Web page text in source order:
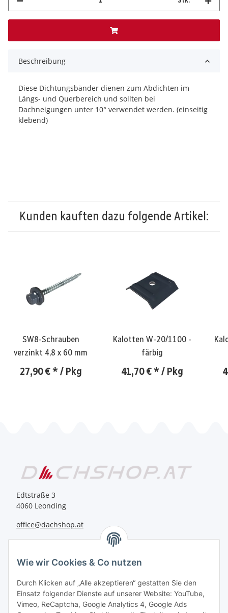
Beschreibung
Diese Dichtungsbänder dienen zum Abdichten im
Längs- und Querbereich und sollten bei
Dachneigungen unter 10° verwendet werden. (einseitig
klebend)
Kunden kauften dazu folgende Artikel:
SW8-Schrauben
verzinkt 4,8 x 60 mm
27,90 €* / Pkg
Kalotten W-20/1100 -
färbig
41,70 €* / Pkg
Edtstraße 3
4060 Leonding
office@dachshop.at
Informationen
Wie wir Cookies & Co nutzen
Durch Klicken auf „Alle akzeptieren“ gestatten Sie den
Einsatz folgender Dienste auf unserer Website: YouTube,
Vimeo, ReCaptcha, Google Analytics 4, Google Ads